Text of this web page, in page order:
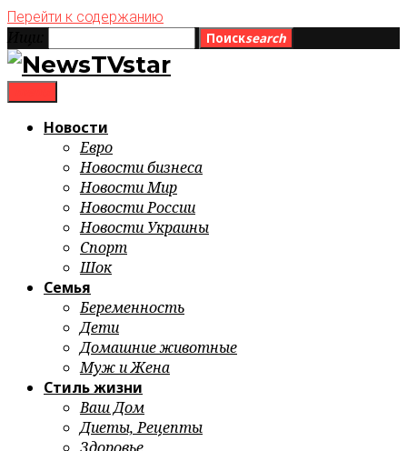
Перейти к содержанию
Поискsearch
Новости
Евро
Новости бизнеса
Новости Мир
Новости России
Новости Украины
Спорт
Шок
Семья
Беременность
Дети
Домашние животные
Муж и Жена
Стиль жизни
Ваш Дом
Диеты, Рецепты